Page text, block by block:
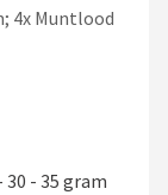
4x Muntlood
- 35 gram